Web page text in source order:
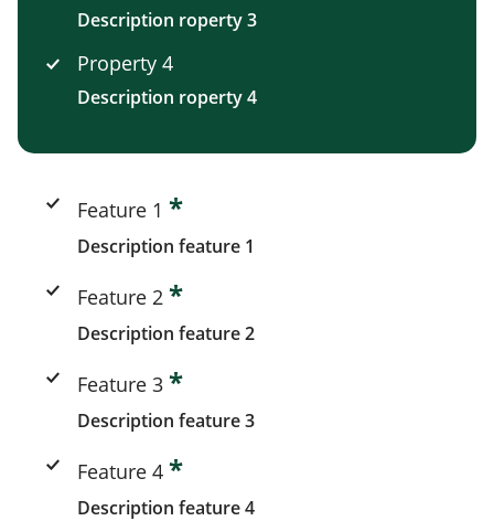
Description roperty 3
Property 4
Description roperty 4
Feature 1 *
Description feature 1
Feature 2 *
Description feature 2
Feature 3 *
Description feature 3
Feature 4 *
Description feature 4